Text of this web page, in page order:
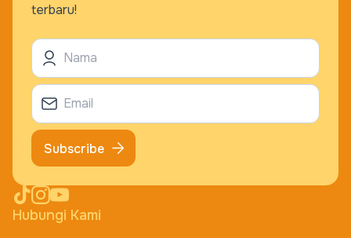
Hubungi Kami
terbaru!
Subscribe